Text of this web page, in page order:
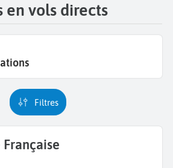
en vols directs
Filtres